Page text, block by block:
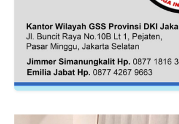
PAPUA
BARAT
WN
RIAU